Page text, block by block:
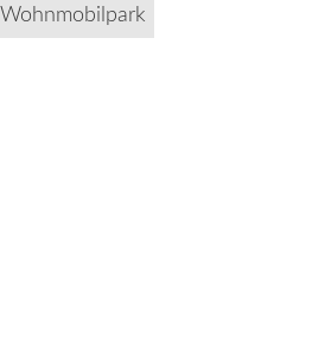
Wohnmobilpark